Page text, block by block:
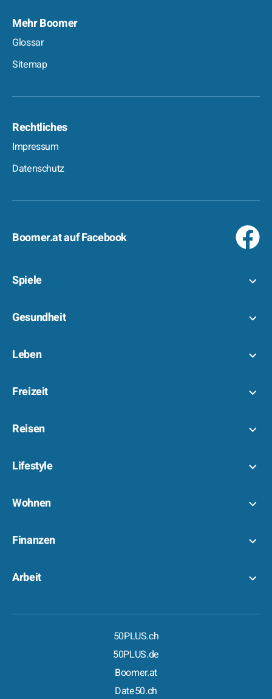
Mehr Boomer
Glossar
Sitemap
Rechtliches
Impressum
Datenschutz
Boomer.at auf Facebook
Spiele
Gesundheit
Leben
Freizeit
Reisen
Lifestyle
Wohnen
Finanzen
Arbeit
50PLUS.ch
50PLUS.de
Boomer.at
Date50.ch